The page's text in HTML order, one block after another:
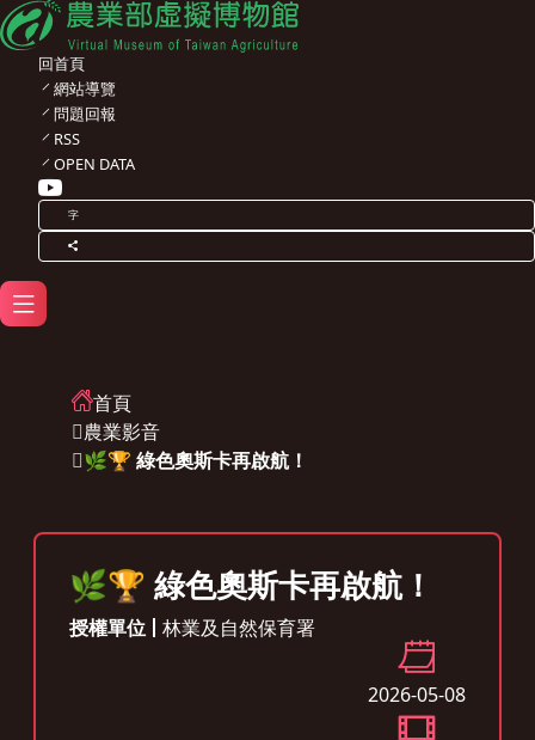
回首頁
網站導覽
問題回報
RSS
OPEN DATA
字
首頁
農業影音
🌿🏆 綠色奧斯卡再啟航！
🌿🏆 綠色奧斯卡再啟航！
授權單位 林業及自然保育署
2026-05-08